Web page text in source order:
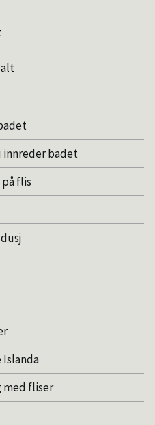
innreder badet
flis
fliser